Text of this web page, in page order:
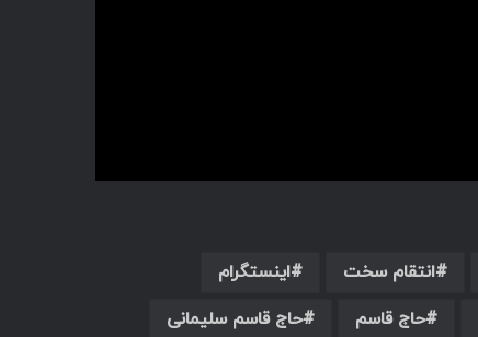
انتقام سخت
اینستگرام
حاج قاسم
حاج قاسم سلیمانی